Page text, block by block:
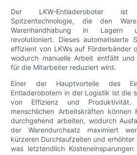
Der LKW-Entladeroboter
Spitzentechnologie, die den
Warenhandhabung in Lagern
revolutioniert. Dieses automatisierte
effizient von LKWs auf Förderbänder
wodurch manuelle Arbeit entfällt und
für die Mitarbeiter reduziert wird.
Einer der Hauptvorteile des
Entladerobotern in der Logistik ist die
von Effizienz und
menschlichen Arbeitskräften können
durchgehend arbeiten, wodurch
der Warendurchsatz maximiert
kürzeren Durchlaufzeiten und
was letztendlich